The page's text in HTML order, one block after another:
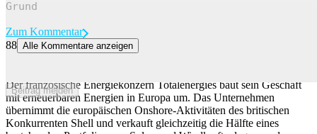
Beitrag melden
Zum Kommentar
88 Alle Kommentare anzeigen
Der französische Energiekonzern Totalenergies baut sein Geschäft
mit erneuerbaren Energien in Europa um. Das Unternehmen
übernimmt die europäischen Onshore-Aktivitäten des britischen
Konkurrenten Shell und verkauft gleichzeitig die Hälfte eines